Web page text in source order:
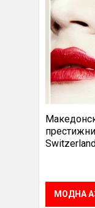
МОДНА